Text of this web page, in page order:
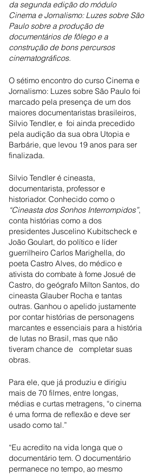
da segunda edição do módulo
Cinema e Jornalismo: Luzes sobre São
Paulo sobre a produção de
documentários de fôlego e a
construção de bons percursos
cinematográficos.
O sétimo encontro do curso Cinema e
Jornalismo: Luzes sobre São Paulo foi
marcado pela presença de um dos
maiores documentaristas brasileiros,
Silvio Tendler, e  foi ainda precedido
pela audição da sua obra Utopia e
Barbárie, que levou 19 anos para ser
finalizada.
Silvio Tendler é cineasta,
documentarista, professor e
historiador. Conhecido como o
“Cineasta dos Sonhos Interrompidos”,
conta histórias como a dos
presidentes Juscelino Kubitscheck e
João Goulart, do político e líder
guerrilheiro Carlos Marighella, do
poeta Castro Alves, do médico e
ativista do combate à fome Josué de
Castro, do geógrafo Milton Santos, do
cineasta Glauber Rocha e tantas
outras. Ganhou o apelido justamente
por contar histórias de personagens
marcantes e essenciais para a história
de lutas no Brasil, mas que não
tiveram chance de   completar suas
obras.
Para ele, que já produziu e dirigiu
mais de 70 filmes, entre longas,
médias e curtas metragens, “o cinema
é uma forma de reflexão e deve ser
usado como tal.”
“Eu acredito na vida longa que o
documentário tem. O documentário
permanece no tempo, ao mesmo